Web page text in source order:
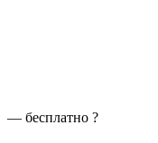
— бесплатно ?